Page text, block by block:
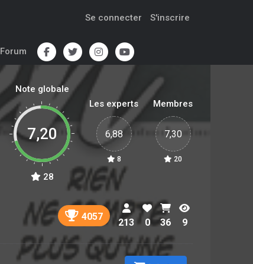
Se connecter S'inscrire
Forum
Note globale
7,20
28
Les experts
6,88
8
Membres
7,30
20
4057
213 0 36 9